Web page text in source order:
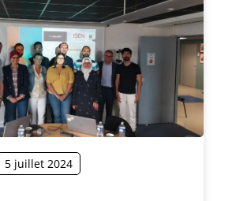
5 juillet 2024